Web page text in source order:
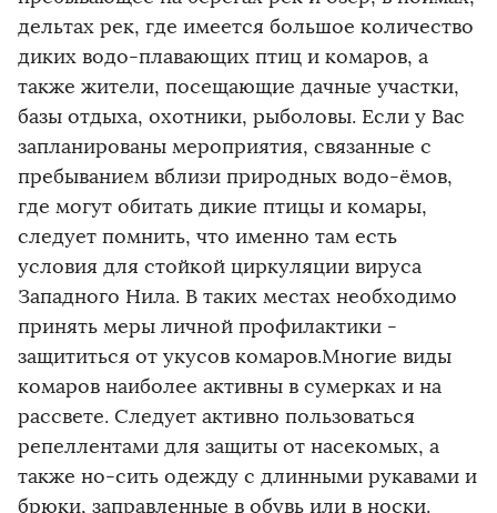
дельтах рек, где имеется большое количество
диких водо-плавающих птиц и комаров, а
также жители, посещающие дачные участки,
базы отдыха, охотники, рыболовы. Если у Вас
запланированы мероприятия, связанные с
пребыванием вблизи природных водо-ёмов,
где могут обитать дикие птицы и комары,
следует помнить, что именно там есть
условия для стойкой циркуляции вируса
Западного Нила. В таких местах необходимо
принять меры личной профилактики -
защититься от укусов комаров.Многие виды
комаров наиболее активны в сумерках и на
рассвете. Следует активно пользоваться
репеллентами для защиты от насекомых, а
также но-сить одежду с длинными рукавами и
брюки, заправленные в обувь или в носки.